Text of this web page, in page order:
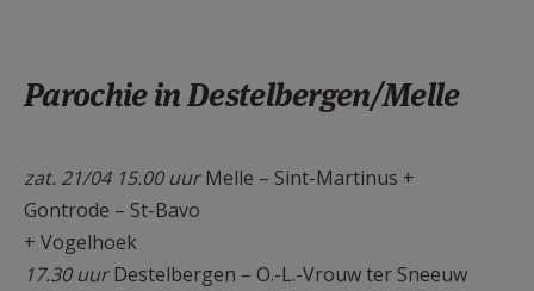
Parochie in Destelbergen/Melle
zat. 21/04 15.00 uurMelle – Sint-Martinus +
Gontrode – St-Bavo
+ Vogelhoek
17.30 uurDestelbergen – O.-L.-Vrouw ter Sneeuw